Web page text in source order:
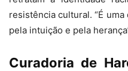
resistência cultural. “É
pela intuição e pela
Curadoria de